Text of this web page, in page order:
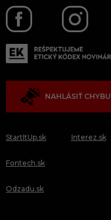
NAHLÁSIŤ CHYBU
StartItUp.sk
Fontech.sk
Odzadu.sk
Interez.sk